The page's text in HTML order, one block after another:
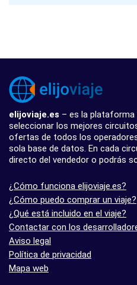
elijoviaje.es – es la plataforma
seleccionar los mejores
ofertas de todos los
sola base de datos. En cada
directo del vendedor o podrás
¿Cómo funciona elijoviaje.es?
¿Cómo puedo comprar un viaje?
¿Qué está incluido en el viaje?
Contactar con los
Aviso legal
Política de privacidad
Mapa web